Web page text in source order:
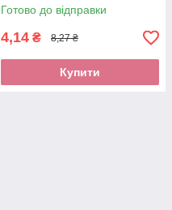
Готово до відправки
4,14 ₴ 8,27 ₴
Купити